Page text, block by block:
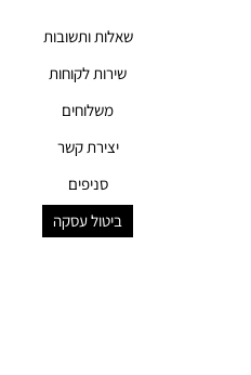
שאלות ותשובות
שירות לקוחות
משלוחים
יצירת קשר
סניפים
ביטול עסקה